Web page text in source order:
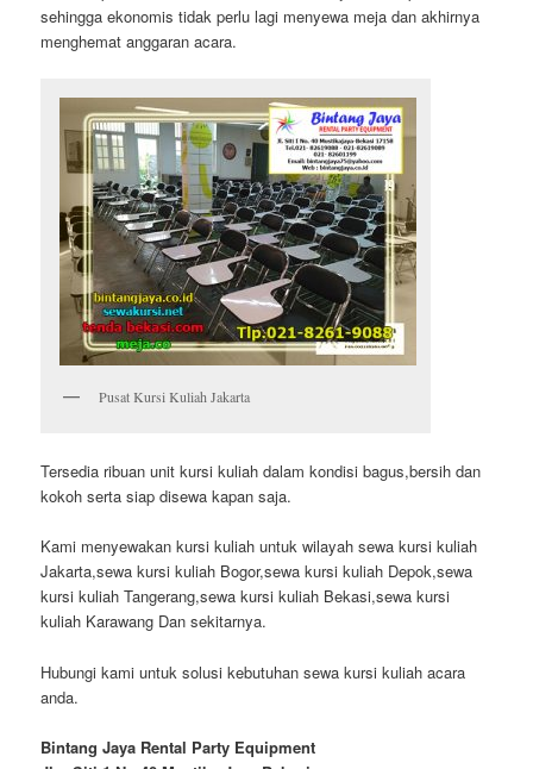
sehingga ekonomis tidak perlu lagi menyewa meja dan akhirnya
menghemat anggaran acara.
Pusat Kursi Kuliah Jakarta
Tersedia ribuan unit kursi kuliah dalam kondisi bagus,bersih dan
kokoh serta siap disewa kapan saja.
Kami menyewakan kursi kuliah untuk wilayah sewa kursi kuliah
Jakarta,sewa kursi kuliah Bogor,sewa kursi kuliah Depok,sewa
kursi kuliah Tangerang,sewa kursi kuliah Bekasi,sewa kursi
kuliah Karawang Dan sekitarnya.
Hubungi kami untuk solusi kebutuhan sewa kursi kuliah acara
anda.
Bintang Jaya Rental Party Equipment